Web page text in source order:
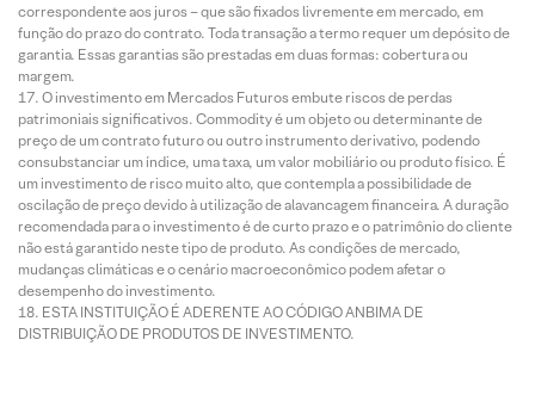
correspondente aos juros – que são fixados livremente em mercado, em
função do prazo do contrato. Toda transação a termo requer um depósito de
garantia. Essas garantias são prestadas em duas formas: cobertura ou
margem.
O investimento em Mercados Futuros embute riscos de perdas
patrimoniais significativos. Commodity é um objeto ou determinante de
preço de um contrato futuro ou outro instrumento derivativo, podendo
consubstanciar um índice, uma taxa, um valor mobiliário ou produto físico. É
um investimento de risco muito alto, que contempla a possibilidade de
oscilação de preço devido à utilização de alavancagem financeira. A duração
recomendada para o investimento é de curto prazo e o patrimônio do cliente
não está garantido neste tipo de produto. As condições de mercado,
mudanças climáticas e o cenário macroeconômico podem afetar o
desempenho do investimento.
ESTA INSTITUIÇÃO É ADERENTE AO CÓDIGO ANBIMA DE
DISTRIBUIÇÃO DE PRODUTOS DE INVESTIMENTO.